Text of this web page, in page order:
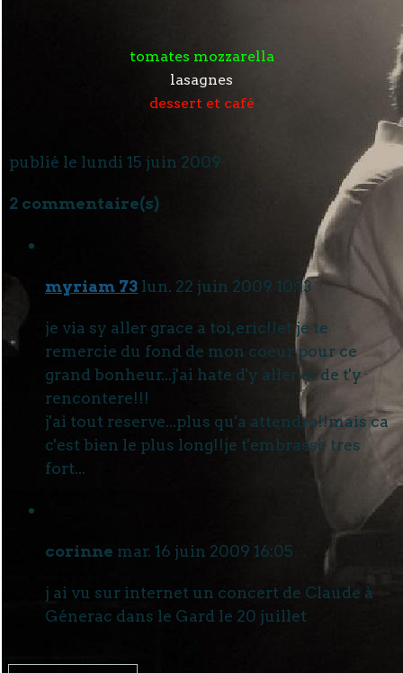
tomates mozzarella
lasagnes
dessert et café
publié le lundi 15 juin 2009
2 commentaire(s)
myriam 73 lun. 22 juin 2009 10:13
je via sy aller grace a toi,eric!!et je te
remercie du fond de mon coeur pour ce
grand bonheur...j'ai hate d'y aller et de t'y
rencontere!!!
j'ai tout reserve...plus qu'a attendre!!mais ca
c'est bien le plus long!!je t'embrasse tres
fort...
corinne mar. 16 juin 2009 16:05
j ai vu sur internet un concert de Claude à
Génerac dans le Gard le 20 juillet